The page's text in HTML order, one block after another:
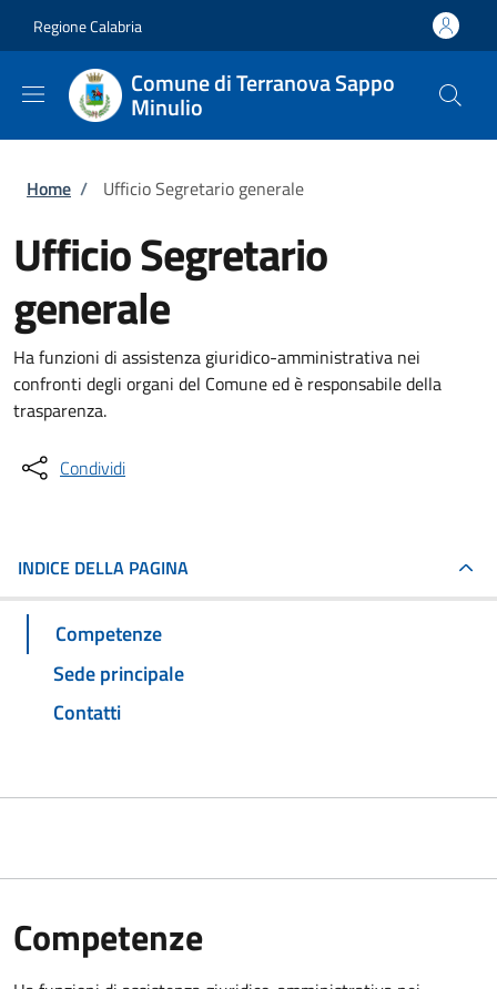
Regione Calabria
Comune di Terranova Sappo
Minulio
Briciole di pane
Home / Ufficio Segretario generale
Ufficio Segretario
generale
Ha funzioni di assistenza giuridico-amministrativa nei
confronti degli organi del Comune ed è responsabile della
trasparenza.
Condividi
INDICE DELLA PAGINA
Competenze
Sede principale
Contatti
Competenze